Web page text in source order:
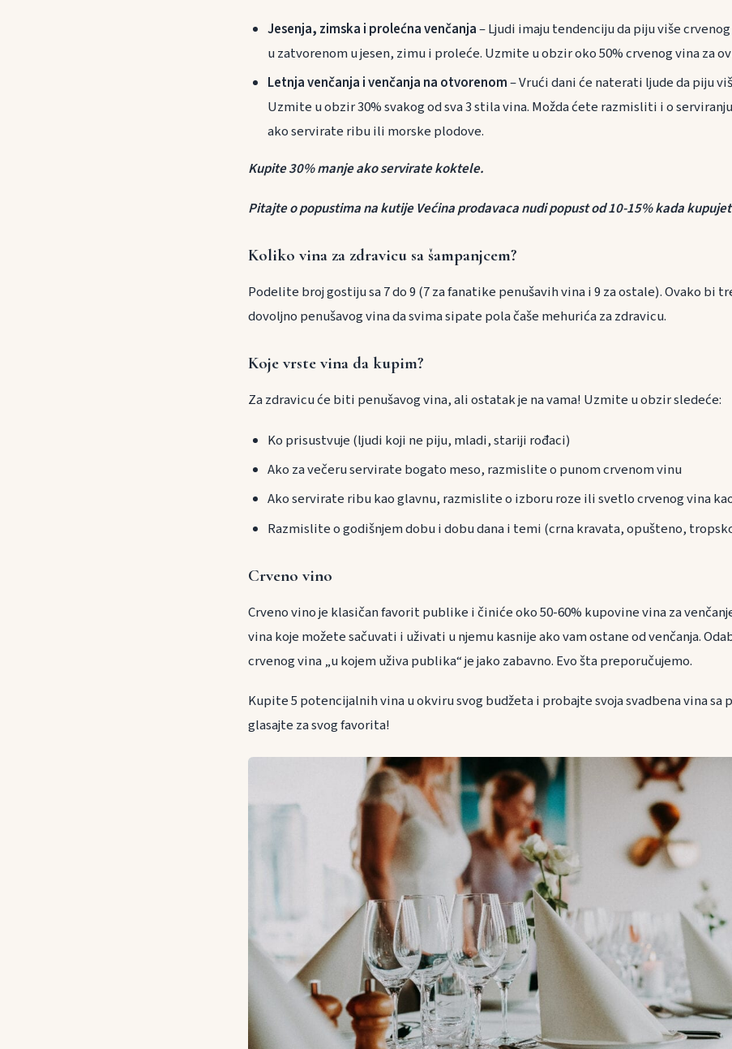
Jesenja, zimska i prolećna venčanja– Ljudi imaju tendenciju da piju više
u zatvorenom u jesen, zimu i proleće. Uzmite u obzir oko 50% crvenog vina za
Letnja venčanja i venčanja na otvorenom– Vrući dani će naterati ljude da piju
Uzmite u obzir 30% svakog od sva 3 stila vina. Možda ćete razmisliti i o
ako servirate ribu ili morske plodove.
Kupite 30% manje ako servirate koktele.
Pitajte o popustima na kutije Većina prodavaca nudi popust od 10-15% kada
Koliko vina za zdravicu sa šampanjcem?
Podelite broj gostiju sa 7 do 9 (7 za fanatike penušavih vina i 9 za ostale). Ovako bi
dovoljno penušavog vina da svima sipate pola čaše mehurića za zdravicu.
Koje vrste vina da kupim?
Za zdravicu će biti penušavog vina, ali ostatak je na vama! Uzmite u obzir sledeće:
Ko prisustvuje (ljudi koji ne piju, mladi, stariji rođaci)
Ako za večeru servirate bogato meso, razmislite o punom crvenom vinu
Ako servirate ribu kao glavnu, razmislite o izboru roze ili svetlo crvenog vina
Razmislite o godišnjem dobu i dobu dana i temi (crna kravata, opušteno,
Crveno vino
Crveno vino je klasičan favorit publike i činiće oko 50-60% kupovine vina za
vina koje možete sačuvati i uživati u njemu kasnije ako vam ostane od venčanja.
crvenog vina „u kojem uživa publika“ je jako zabavno. Evo šta preporučujemo.
Kupite 5 potencijalnih vina u okviru svog budžeta i probajte svoja svadbena vina sa
glasajte za svog favorita!